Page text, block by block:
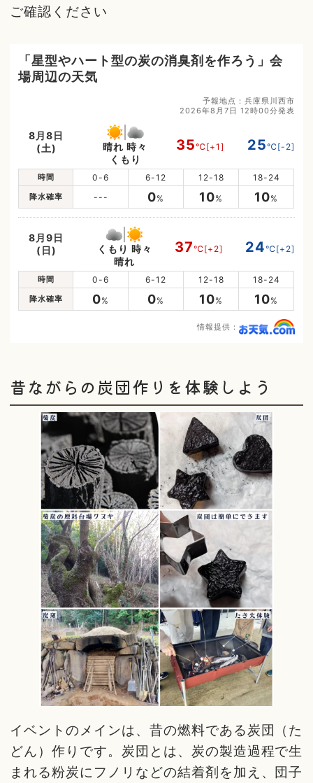
ご確認ください
「星型やハート型の炭の消臭剤を作ろう」会
場周辺の天気
予報地点：兵庫県川西市
2026年8月7日 12時00分発表
8月8日
(土)
晴れ 時々
くもり
35℃[+1] 25℃[-2]
時間 0-6 6-12 12-18 18-24
降水確率 --- 0% 10% 10%
8月9日
(日)
くもり 時々
晴れ
37℃[+2] 24℃[+2]
時間 0-6 6-12 12-18 18-24
降水確率 0% 0% 10% 10%
情報提供：
昔ながらの炭団作りを体験しよう
イベントのメインは、昔の燃料である炭団（た
どん）作りです。炭団とは、炭の製造過程で生
まれる粉炭にフノリなどの結着剤を加え、団子